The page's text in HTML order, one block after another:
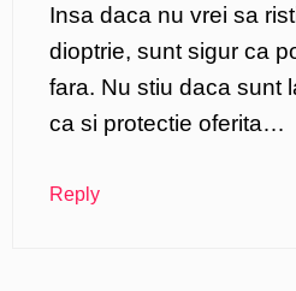
Insa daca nu vrei sa
dioptrie, sunt sigur ca
fara. Nu stiu daca sunt
ca si protectie oferita…
Reply